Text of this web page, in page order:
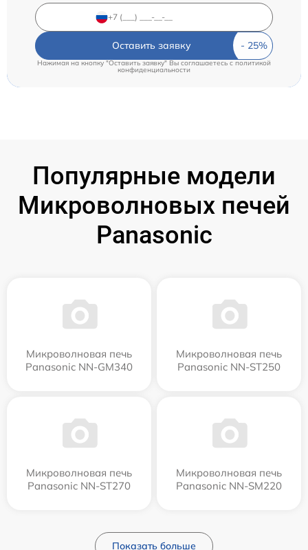
Оставить заявку
Нажимая на кнопку "Оставить заявку" Вы соглашаетесь cполитикой
конфиденциальности
Популярные модели
Микроволновых печей
Panasonic
Микроволновая печь
Panasonic NN-GM340
Микроволновая печь
Panasonic NN-ST250
Микроволновая печь
Panasonic NN-ST270
Микроволновая печь
Panasonic NN-SM220
Показать больше